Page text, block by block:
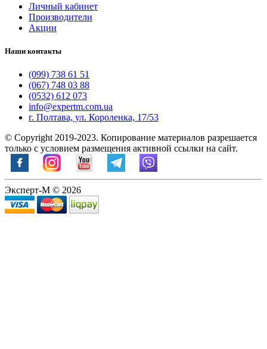
Личный кабинет
Производители
Акции
Наши контакты
(099) 738 61 51
(067) 748 03 88
(0532) 612 073
info@expertm.com.ua
г. Полтава, ул. Короленка, 17/53
© Copyright 2019-2023. Копирование материалов разрешается
только с условием размещения активной ссылки на сайт.
Эксперт-М © 2026